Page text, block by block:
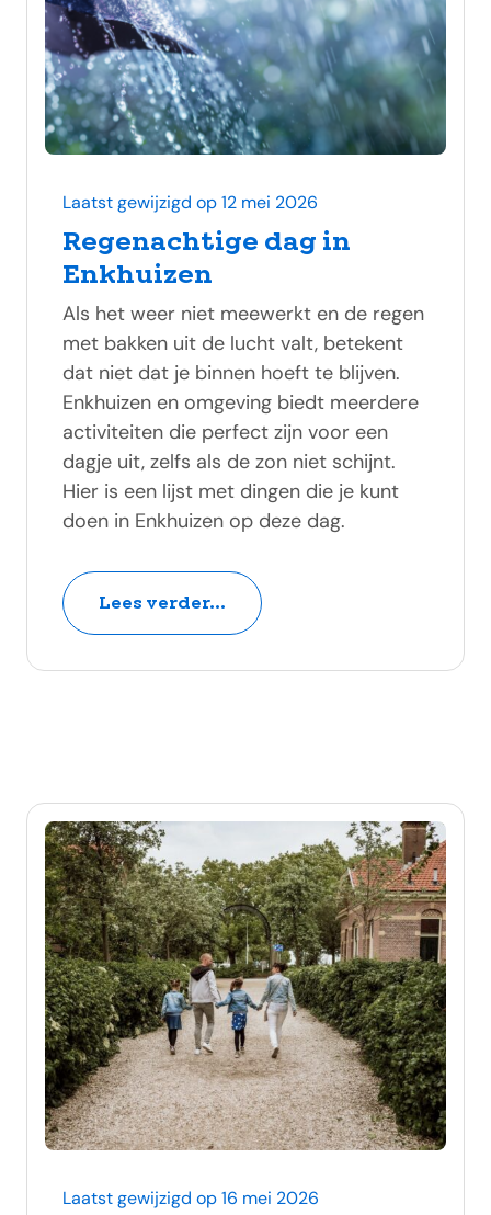
Regenachtige dag in
Enkhuizen
Laatst gewijzigd op 12 mei 2026
Als het weer niet meewerkt en de regen
met bakken uit de lucht valt, betekent
dat niet dat je binnen hoeft te blijven.
Enkhuizen en omgeving biedt meerdere
activiteiten die perfect zijn voor een
dagje uit, zelfs als de zon niet schijnt.
Hier is een lijst met dingen die je kunt
doen in Enkhuizen op deze dag.
Lees verder...
Laatst gewijzigd op 16 mei 2026